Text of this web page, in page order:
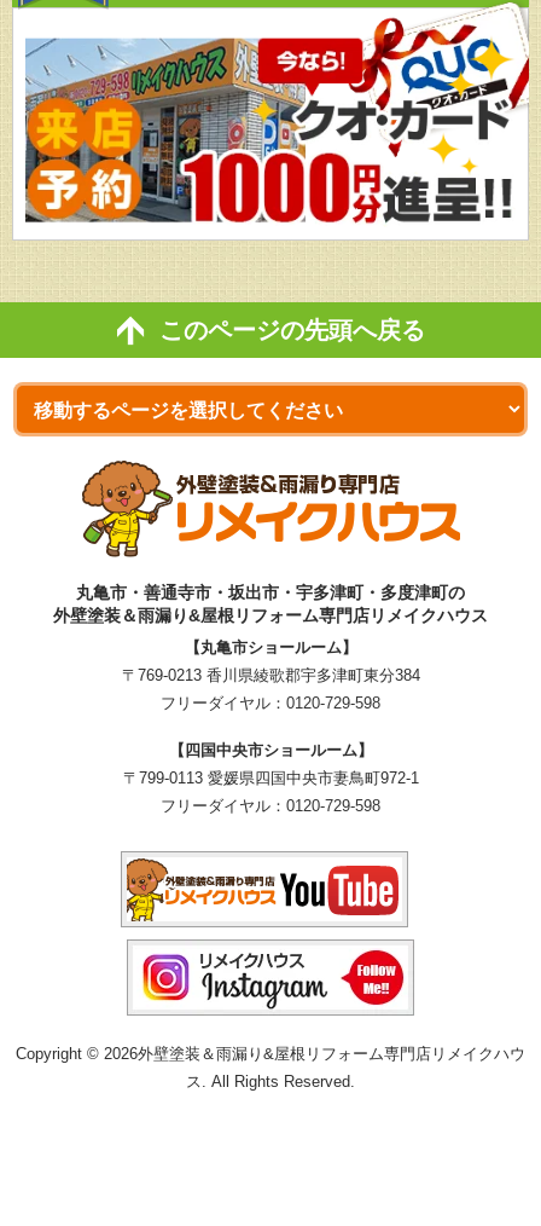
このページの先頭へ戻る
丸亀市・善通寺市・坂出市・宇多津町・多度津町の
外壁塗装＆雨漏り&屋根リフォーム専門店リメイクハウス
【丸亀市ショールーム】
〒769-0213 香川県綾歌郡宇多津町東分384
フリーダイヤル： 0120-729-598
【四国中央市ショールーム】
〒799-0113 愛媛県四国中央市妻鳥町972-1
フリーダイヤル： 0120-729-598
Copyright © 2026外壁塗装＆雨漏り&屋根リフォーム専門店リメイクハウ
ス. All Rights Reserved.